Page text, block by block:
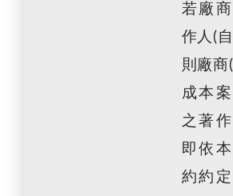
若廠
作人(
則廠商
成本
之著
即依
約約